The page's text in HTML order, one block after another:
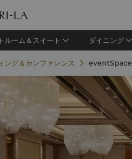
ルーム＆スイート ダイニング
ング＆カンファレンス